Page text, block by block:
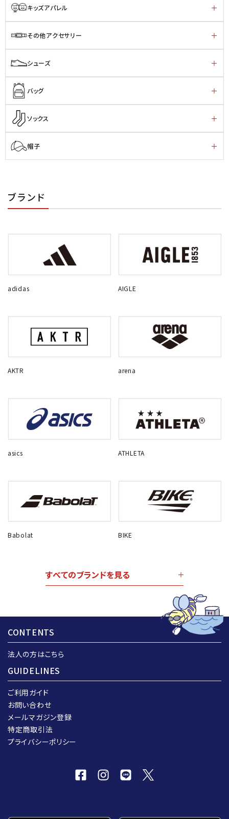
キッズアパレル
その他アクセサリー
シューズ
バッグ
ソックス
帽子
ブランド
adidas AIGLE
AKTR arena
asics ATHLETA
Babolat BIKE
すべてのブランドを見る
CONTENTS
法人の方はこちら
GUIDELINES
ご利用ガイド
お問い合わせ
メールマガジン登録
特定商取引法
プライバシーポリシー